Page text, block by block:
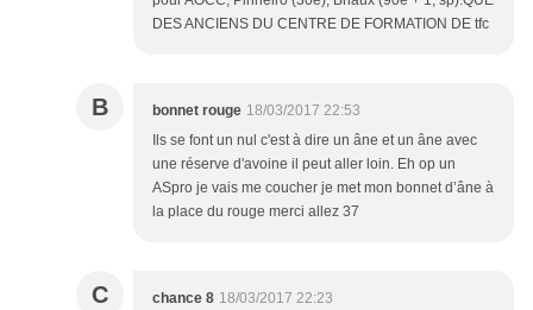
DES ANCIENS DU CENTRE DE FORMATION DE tfc
B bonnet rouge 18/03/2017 22:53
Ils se font un nul c'est à dire un âne et un âne avec
une réserve d'avoine il peut aller loin. Eh op un
ASpro je vais me coucher je met mon bonnet d’âne à
la place du rouge merci allez 37
C chance 8 18/03/2017 22:23